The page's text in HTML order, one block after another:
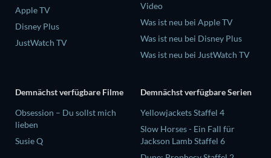
Apple TV
Disney Plus
JustWatch TV
Video
Was ist neu bei Apple TV
Was ist neu bei Disney Plus
Was ist neu bei JustWatch TV
Demnächst verfügbare Filme
Obsession – Du sollst mich
lieben
Susie Q
Demnächst verfügbare Serien
Yellowjackets Staffel 4
Slow Horses - Ein Fall für
Jackson Lamb Staffel 6